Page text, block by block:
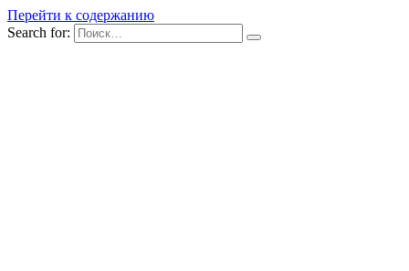
Перейти к содержанию
Search for: